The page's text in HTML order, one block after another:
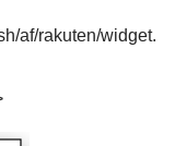
af/rakuten/widget.